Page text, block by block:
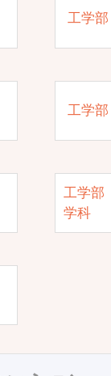
工学
工学
工学部
学科